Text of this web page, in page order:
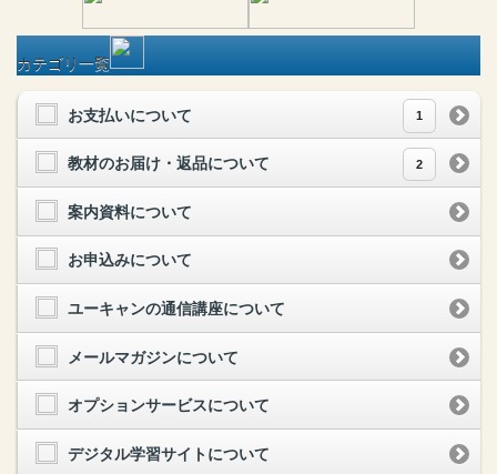
カテゴリ一覧
お支払いについて 1
教材のお届け・返品について 2
案内資料について
お申込みについて
ユーキャンの通信講座について
メールマガジンについて
オプションサービスについて
デジタル学習サイトについて